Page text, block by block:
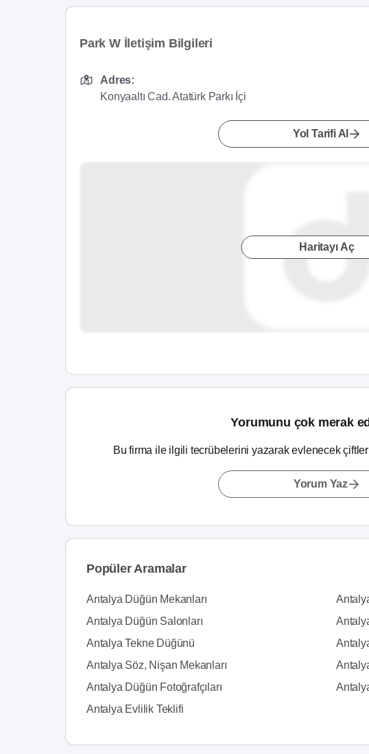
Park W İletişim Bilgileri
Adres:
Konyaaltı Cad. Atatürk Parkı İçi
Yol Tarifi Al
Haritayı Aç
Yorumunu çok merak
Bu firma ile ilgili tecrübelerini yazarak evlenecek
Yorum Yaz
Popüler Aramalar
Antalya Düğün Mekanları
Antalya Düğün Salonları
Antalya Tekne Düğünü
Antalya Söz, Nişan Mekanları
Antalya Düğün Fotoğrafçıları
Antalya Evlilik Teklifi